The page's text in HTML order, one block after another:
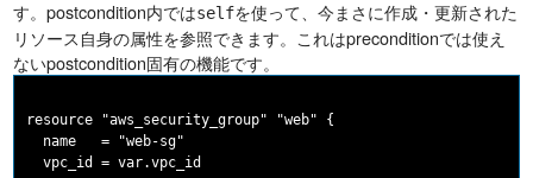
す。postcondition内ではselfを使って、今まさに作成・更新された
リソース自身の属性を参照できます。これはpreconditionでは使え
ないpostcondition固有の機能です。
resource "aws_security_group" "web" {
  name   = "web-sg"
  vpc_id = var.vpc_id